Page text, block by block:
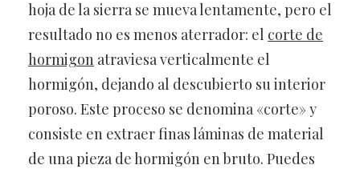
hoja de la sierra se mueva lentamente, pero el
resultado no es menos aterrador: el corte de
hormigon atraviesa verticalmente el
hormigón, dejando al descubierto su interior
poroso. Este proceso se denomina «corte» y
consiste en extraer finas láminas de material
de una pieza de hormigón en bruto. Puedes